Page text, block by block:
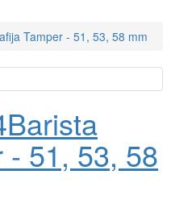
Tamper - 51, 53, 58 mm
- 51, 53, 58